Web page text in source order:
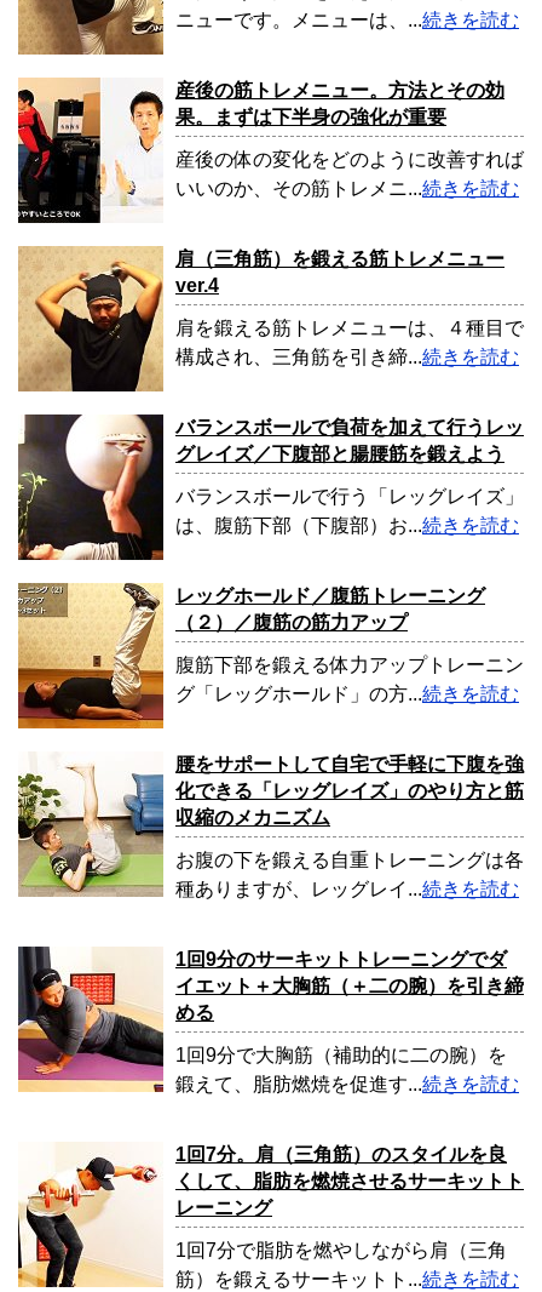
ニューです。メニューは、...続きを読む
産後の筋トレメニュー。方法とその効
果。まずは下半身の強化が重要
産後の体の変化をどのように改善すれば
いいのか、その筋トレメニ...続きを読む
肩（三角筋）を鍛える筋トレメニュー
ver.4
肩を鍛える筋トレメニューは、４種目で
構成され、三角筋を引き締...続きを読む
バランスボールで負荷を加えて行うレッ
グレイズ／下腹部と腸腰筋を鍛えよう
バランスボールで行う「レッグレイズ」
は、腹筋下部（下腹部）お...続きを読む
レッグホールド／腹筋トレーニング
（２）／腹筋の筋力アップ
腹筋下部を鍛える体力アップトレーニン
グ「レッグホールド」の方...続きを読む
腰をサポートして自宅で手軽に下腹を強
化できる「レッグレイズ」のやり方と筋
収縮のメカニズム
お腹の下を鍛える自重トレーニングは各
種ありますが、レッグレイ...続きを読む
1回9分のサーキットトレーニングでダ
イエット＋大胸筋（＋二の腕）を引き締
める
1回9分で大胸筋（補助的に二の腕）を
鍛えて、脂肪燃焼を促進す...続きを読む
1回7分。肩（三角筋）のスタイルを良
くして、脂肪を燃焼させるサーキットト
レーニング
1回7分で脂肪を燃やしながら肩（三角
筋）を鍛えるサーキットト...続きを読む